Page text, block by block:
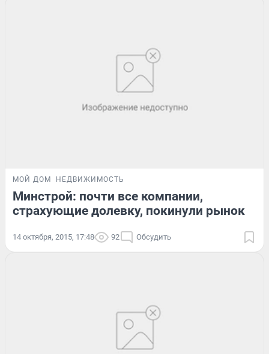
МОЙ ДОМ НЕДВИЖИМОСТЬ
Минстрой: почти все компании,
страхующие долевку, покинули рынок
14 октября, 2015, 17:48 92 Обсудить